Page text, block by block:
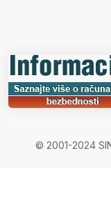
© 2001-2024